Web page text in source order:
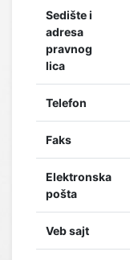
Sedište i
adresa
pravnog
lica
Telefon
Faks
Elektronska
pošta
Veb sajt